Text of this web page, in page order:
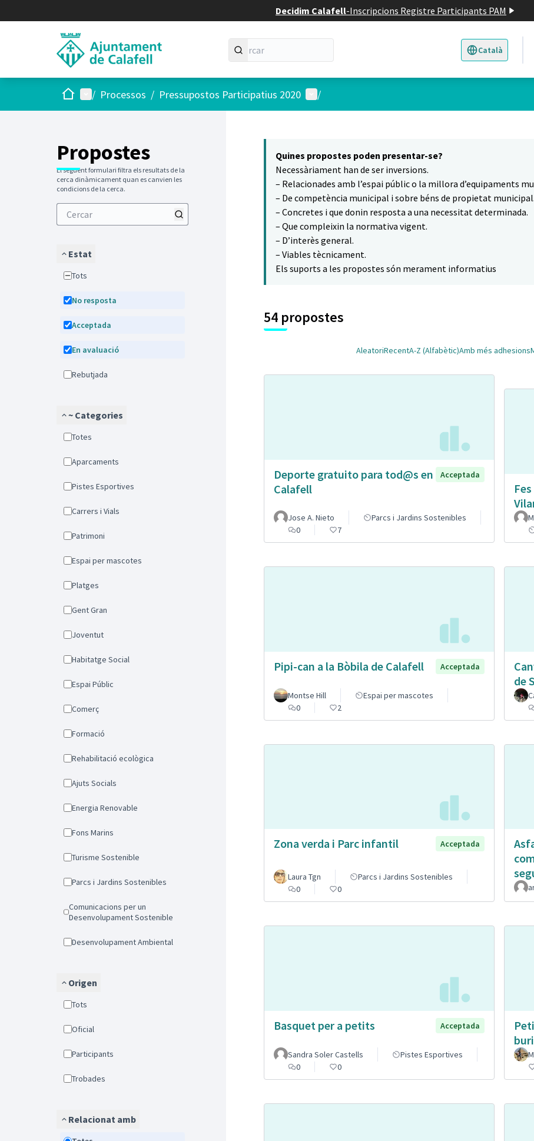
Decidim Calafell-Inscripcions Registre Participants PAM
Català
Triar la llengua
Inici Menú principal
/ Processos / Pressupostos Participatius 2020 Menú d'usuari
/
Propostes
El següent formulari filtra els resultats de la
cerca dinàmicament quan es canvien les
condicions de la cerca.
Estat
Tots
No resposta
Acceptada
En avaluació
Rebutjada
~ Categories
Totes
Aparcaments
Pistes Esportives
Carrers i Vials
Patrimoni
Espai per mascotes
Platges
Gent Gran
Joventut
Habitatge Social
Espai Públic
Comerç
Formació
Rehabilitació ecològica
Ajuts Socials
Energia Renovable
Fons Marins
Turisme Sostenible
Parcs i Jardins Sostenibles
Comunicacions per un
Desenvolupament Sostenible
Desenvolupament Ambiental
Origen
Tots
Oficial
Participants
Trobades
Relacionat amb
Quines propostes poden presentar-se?
Necessàriament han de ser inversions.
– Relacionades amb l’espai públic o la millora d’equipaments
– De competència municipal i sobre béns de propietat municipal.
– Concretes i que donin resposta a una necessitat determinada.
– Que compleixin la normativa vigent.
– D’interès general.
– Viables tècnicament.
Els suports a les propostes són merament informatius
54 propostes
AleatoriRecentA-Z (Alfabètic)Amb més adhesions
Deporte gratuito para tod@s en
Calafell
Acceptada
Jose A. Nieto
Parcs i Jardins Sostenibles
0
7
Pipi-can a la Bòbila de Calafell Acceptada
Montse Hill
Espai per mascotes
0
2
de
Zona verda i Parc infantil Acceptada
Laura Tgn
Parcs i Jardins Sostenibles
0
0
Basquet per a petits Acceptada
Sandra Soler Castells
Pistes Esportives
0
0